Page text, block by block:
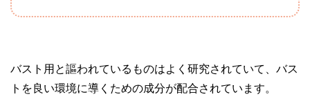
バスト用と謳われているものはよく研究されていて、バス
トを良い環境に導くための成分が配合されています。